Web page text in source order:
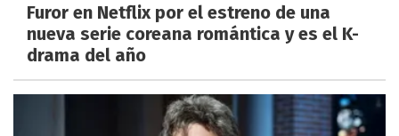
Furor en Netflix por el estreno de una
nueva serie coreana romántica y es el K-
drama del año